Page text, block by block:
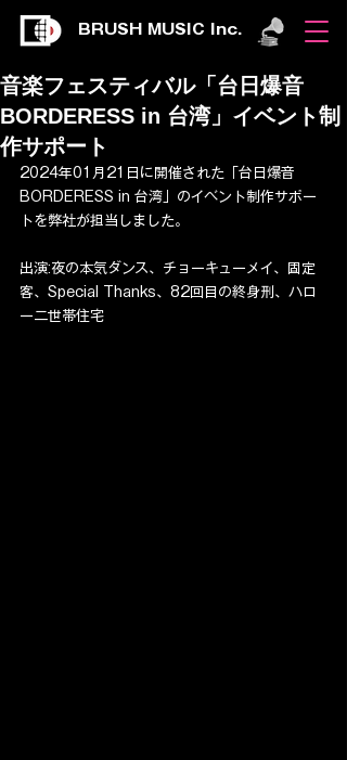
BRUSH MUSIC Inc.
音楽フェスティバル「台日爆音
BORDERESS in 台湾」イベント制
作サポート
2024年01月21日に開催された「台日爆音
BORDERESS in 台湾」のイベント制作サポー
トを弊社が担当しました。
出演:夜の本気ダンス、チョーキューメイ、固定
客、Special Thanks、82回目の終身刑、ハロ
ー二世帯住宅